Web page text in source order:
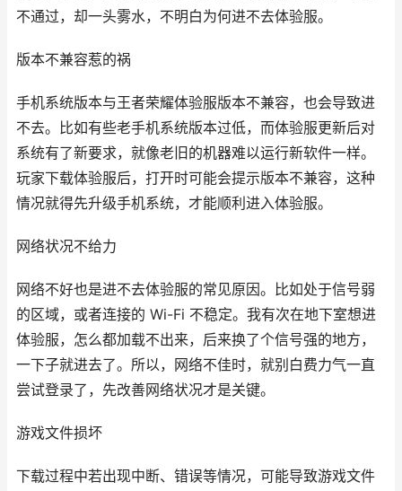
不通过，却一头雾水，不明白为何进不去体验服。
版本不兼容惹的祸
手机系统版本与王者荣耀体验服版本不兼容，也会导致进
不去。比如有些老手机系统版本过低，而体验服更新后对
系统有了新要求，就像老旧的机器难以运行新软件一样。
玩家下载体验服后，打开时可能会提示版本不兼容，这种
情况就得先升级手机系统，才能顺利进入体验服。
网络状况不给力
网络不好也是进不去体验服的常见原因。比如处于信号弱
的区域，或者连接的 Wi-Fi 不稳定。我有次在地下室想进
体验服，怎么都加载不出来，后来换了个信号强的地方，
一下子就进去了。所以，网络不佳时，就别白费力气一直
尝试登录了，先改善网络状况才是关键。
游戏文件损坏
下载过程中若出现中断、错误等情况，可能导致游戏文件